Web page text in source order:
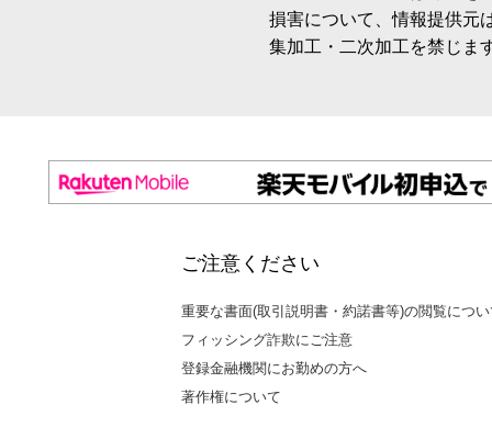
損害について、情報提供元
集加工・二次加工を禁じま
ご注意ください
重要な書面(取引説明書・約諾書等)の閲覧につ
フィッシング詐欺にご注意
登録金融機関にお勤めの方へ
著作権について